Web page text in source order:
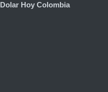
Dolar Hoy Colombia